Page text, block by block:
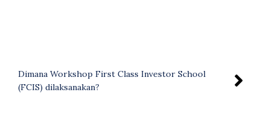
Dimana Workshop First Class Investor School
(FCIS) dilaksanakan?